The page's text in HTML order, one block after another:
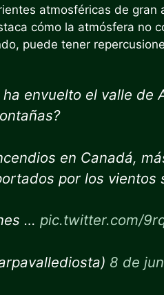
atmosféricas de gran
cómo la atmósfera no
puede tener
envuelto el valle de
en Canadá,
por los vientos
…pic.twitter.com/
8 de